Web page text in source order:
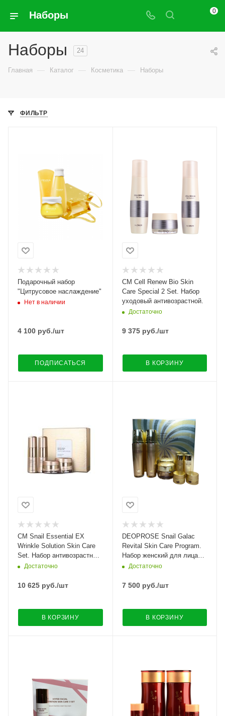
Наборы 0
Наборы 24
Главная — Каталог — Косметика — Наборы
ФИЛЬТР
Подарочный набор
"Цитрусовое наслаждение"
Нет в наличии
4 100 руб./шт
ПОДПИСАТЬСЯ
CM Cell Renew Bio Skin
Care Special 2 Set. Набор
уходовый антивозрастной.
Достаточно
9 375руб./шт
В КОРЗИНУ
CM Snail Essential EX
Wrinkle Solution Skin Care
Set. Набор антивозрастных
средств с улиточным
Достаточно
10 625 руб./шт
В КОРЗИНУ
DEOPROSE Snail Galac
Revital Skin Care Program.
Набор женский для лица
восстановительный с
Достаточно
7 500руб./шт
В КОРЗИНУ